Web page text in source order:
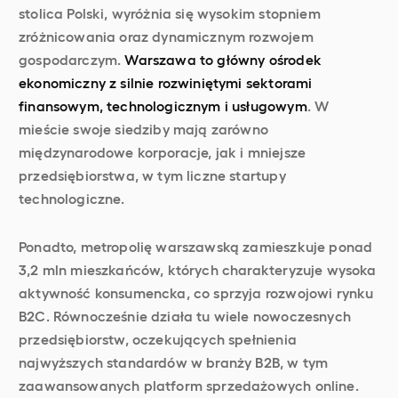
stolica Polski, wyróżnia się wysokim stopniem
zróżnicowania oraz dynamicznym rozwojem
gospodarczym.Warszawa to główny ośrodek
ekonomiczny z silnie rozwiniętymi sektorami
finansowym, technologicznym i usługowym. W
mieście swoje siedziby mają zarówno
międzynarodowe korporacje, jak i mniejsze
przedsiębiorstwa, w tym liczne startupy
technologiczne.
Ponadto, metropolię warszawską zamieszkuje ponad
3,2 mln mieszkańców, których charakteryzuje wysoka
aktywność konsumencka, co sprzyja rozwojowi rynku
B2C. Równocześnie działa tu wiele nowoczesnych
przedsiębiorstw, oczekujących spełnienia
najwyższych standardów w branży B2B, w tym
zaawansowanych platform sprzedażowych online.